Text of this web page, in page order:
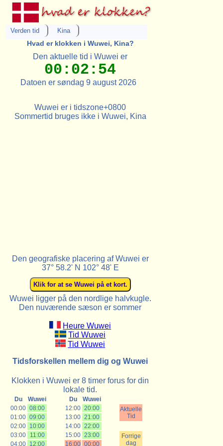
Verden tid Kina
Hvad er klokken i Wuwei, Kina?
Den aktuelle tid i Wuwei er
00:02:54
Datoen er søndag 9 august 2026
Wuwei er i tidszone+0800
Sommertid bruges ikke i Wuwei, Kina
Den geografiske placering af Wuwei er
37° 58.2' N 102° 48' E
Wuwei ligger på den nordlige halvkugle.
Den nuværende sæson er sommer
Heure Wuwei
Tid Wuwei
Tid Wuwei
Tidsforskellen mellem dig og Wuwei
Klokken i Wuwei er 8 timer forus for din
lokale tid.
Du Wuwei Du
Wuwei
00:00 08:00 12:00 20:00
Aktuelle
Tid
01:00 09:00 13:00 21:00
02:00 10:00 14:00 22:00
03:00
11:00 15:00 23:00
Forrige
dag
04:00 12:00 16:00 00:00